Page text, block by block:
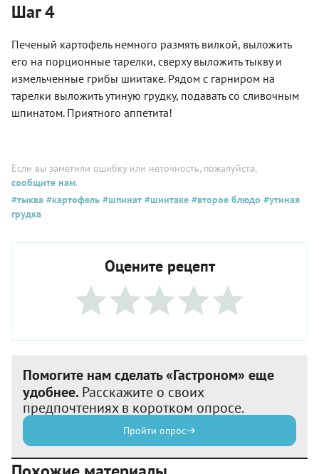
Шаг 4
Печеный картофель немного размять вилкой, выложить
его на порционные тарелки, сверху выложить тыкву и
измельченные грибы шиитаке. Рядом с гарниром на
тарелки выложить утиную грудку, подавать со сливочным
шпинатом. Приятного аппетита!
Если вы заметили ошибку или неточность, пожалуйста,
сообщите нам.
#тыква #картофель #шпинат #шиитаке #второе блюдо #утиная
грудка
Оцените рецепт
Помогите нам сделать «Гастроном» еще
удобнее. Расскажите о своих
предпочтениях в коротком опросе.
Пройти опрос